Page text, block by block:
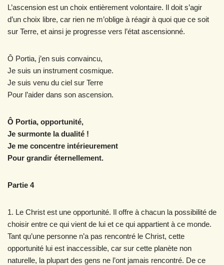
L’ascension est un choix entièrement volontaire. Il doit s’agir
d’un choix libre, car rien ne m’oblige à réagir à quoi que ce soit
sur Terre, et ainsi je progresse vers l’état ascensionné.
Ô Portia, j’en suis convaincu,
Je suis un instrument cosmique.
Je suis venu du ciel sur Terre
Pour l’aider dans son ascension.
Ô Portia, opportunité,
Je surmonte la dualité !
Je me concentre intérieurement
Pour grandir éternellement.
Partie 4
1. Le Christ est une opportunité. Il offre à chacun la possibilité de
choisir entre ce qui vient de lui et ce qui appartient à ce monde.
Tant qu’une personne n’a pas rencontré le Christ, cette
opportunité lui est inaccessible, car sur cette planète non
naturelle, la plupart des gens ne l’ont jamais rencontré. De ce